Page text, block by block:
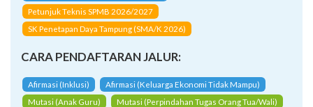
Petunjuk Teknis SPMB 2026/2027
SK Penetapan Daya Tampung (SMA/K 2026)
CARA PENDAFTARAN JALUR:
Afirmasi (Inklusi)
Afirmasi (Keluarga Ekonomi Tidak Mampu)
Mutasi (Anak Guru)
Mutasi (Perpindahan Tugas Orang Tua/Wali)